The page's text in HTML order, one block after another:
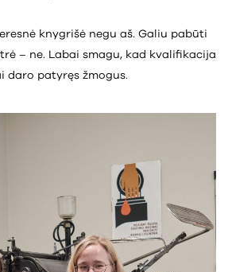
knygrišė negu aš. Galiu pabūti
– ne. Labai smagu, kad kvalifikacija
daro patyręs žmogus.